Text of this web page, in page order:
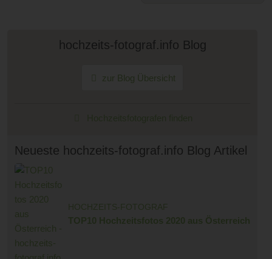
hochzeits-fotograf.info Blog
zur Blog Übersicht
Neueste hochzeits-fotograf.info Blog Artikel
HOCHZEITS-FOTOGRAF
TOP10 Hochzeitsfotos 2020 aus Österreich